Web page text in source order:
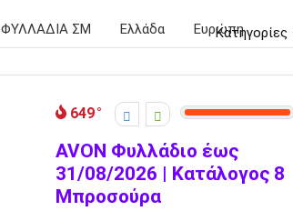
ΦΥΛΛΑΔΙΑ ΣΜ Ελλάδα Ευρώπη
Κατηγορίες
649
AVON Φυλλάδιο έως
31/08/2026 | Κατάλογος 8
Μπροσούρα